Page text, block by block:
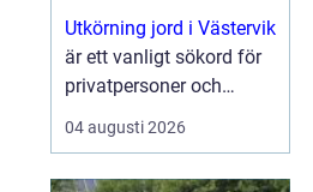
natur och kust
Utkörning jord i Västervik
är ett vanligt sökord för
privatpersoner och
företag som planerar
nya trädgårdar,
04 augusti 2026